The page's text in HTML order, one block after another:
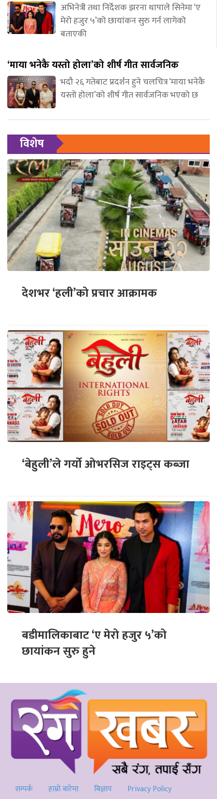
अभिनेत्री तथा निर्देशक झरना थापाले सिनेमा ‘ए
मेरो हजुर ५’को छायांकन सुरु गर्न लागेको
बताएकी
‘माया भनेकै यस्तो होला’को शीर्ष गीत सार्वजनिक
भदौ २६ गतेबाट प्रदर्शन हुने चलचित्र ‘माया भनेकै
यस्तो होला’को शीर्ष गीत सार्वजनिक भएको छ
विशेष
देशभर ‘हली’को प्रचार आक्रामक
‘बेहुली’ले गर्यो ओभरसिज राइट्स कब्जा
बडीमालिकाबाट ‘ए मेरो हजुर ५’को
छायांकन सुरु हुने
सम्पर्क हाम्रो बारेमा बिज्ञाप
Privacy Policy